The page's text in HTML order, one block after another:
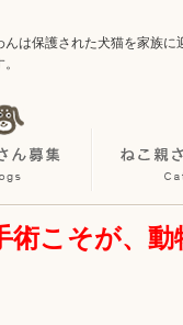
んは保護された犬猫を家族
術こそが、